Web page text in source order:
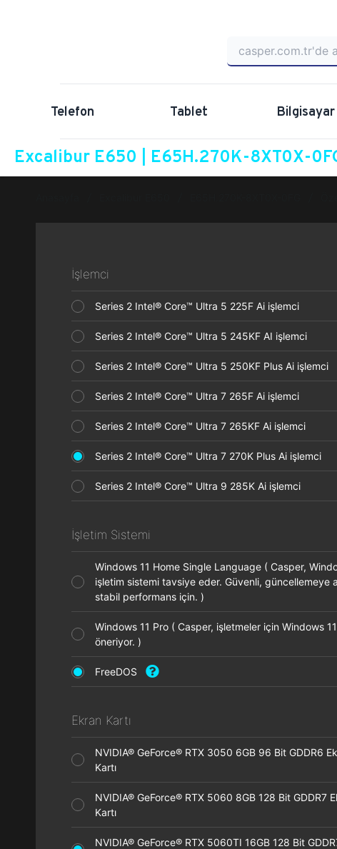
Telefon Tablet Bilgisayar
Excalibur E650 | E65H.270K-8XT0X-
İşlemci
Series 2 Intel® Core™ Ultra 5 225F Ai işlemci
Series 2 Intel® Core™ Ultra 5 245KF AI işlemci
Series 2 Intel® Core™ Ultra 5 250KF Plus Ai işlemci
Series 2 Intel® Core™ Ultra 7 265F Ai işlemci
Series 2 Intel® Core™ Ultra 7 265KF Ai işlemci
Series 2 Intel® Core™ Ultra 7 270K Plus Ai işlemci
Series 2 Intel® Core™ Ultra 9 285K Ai işlemci
İşletim Sistemi
Windows 11 Home Single Language ( Casper,
işletim sistemi tavsiye eder. Güvenli, güncellemeye
stabil performans için. )
Windows 11 Pro ( Casper, işletmeler için Windows
öneriyor. )
FreeDOS
Ekran Kartı
NVIDIA® GeForce® RTX 3050 6GB 96 Bit GDDR6
Kartı
NVIDIA® GeForce® RTX 5060 8GB 128 Bit GDDR7
Kartı
NVIDIA® GeForce® RTX 5060TI 16GB 128 Bit